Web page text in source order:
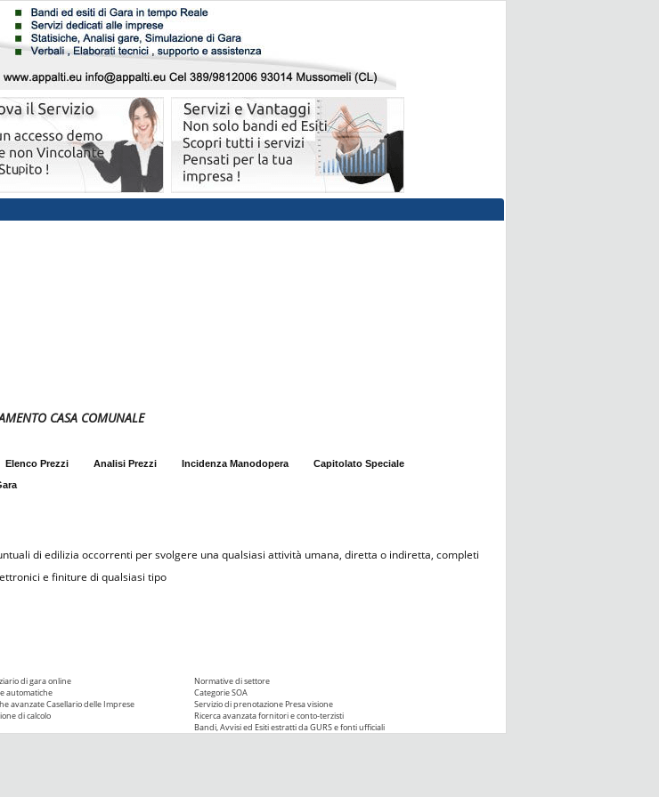
CASA COMUNALE
Elenco Prezzi Analisi Prezzi Incidenza Manodopera
Capitolato Speciale
di edilizia occorrenti per svolgere una qualsiasi attività umana, diretta o indiretta, completi
e finiture di qualsiasi tipo
di gara online
automatiche
avanzateCasellario delle Imprese
di calcolo
Normative di settore
Categorie SOA
Servizio di prenotazione Presa visione
Ricerca avanzata fornitori e conto-terzisti
Bandi, Avvisi ed Esiti estratti da GURS e fonti ufficiali